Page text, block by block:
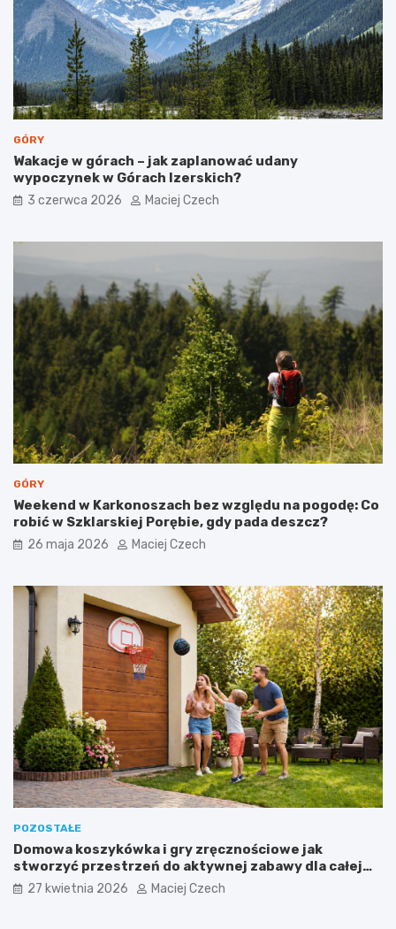
r
c
u
m
i
a
s
a
o
d
z
i
n
GÓRY
Wakacje w górach – jak zaplanować udany
wypoczynek w Górach Izerskich?
3 czerwca 2026 Maciej Czech
GÓRY
Weekend w Karkonoszach bez względu na pogodę: Co
robić w Szklarskiej Porębie, gdy pada deszcz?
26 maja 2026 Maciej Czech
POZOSTAŁE
Domowa koszykówka i gry zręcznościowe jak
stworzyć przestrzeń do aktywnej zabawy dla całej
rodziny
27 kwietnia 2026 Maciej Czech